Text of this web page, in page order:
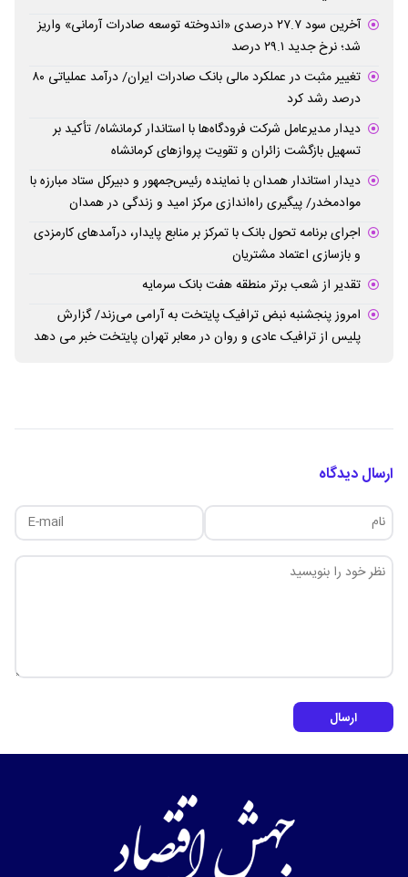
آخرین سود ۲۷.۷ درصدی «اندوخته توسعه صادرات آرمانی» واریز
شد؛ نرخ جدید ۲۹.۱ درصد
تغییر مثبت در عملکرد مالی بانک صادرات ایران/ درآمد عملیاتی ۸۰
درصد رشد کرد
دیدار مدیرعامل شرکت فرودگاه‌ها با استاندار کرمانشاه/ تأکید بر
تسهیل بازگشت زائران و تقویت پروازهای کرمانشاه
دیدار استاندار همدان با نماینده رئیس‌جمهور و دبیرکل ستاد مبارزه با
موادمخدر/ پیگیری راه‌اندازی مرکز امید و زندگی در همدان
اجرای برنامه تحول بانک با تمرکز بر منابع پایدار، درآمدهای کارمزدی
و بازسازی اعتماد مشتریان
تقدیر از شعب برتر منطقه هفت بانک سرمایه
امروز پنجشنبه نبض ترافیک پایتخت به آرامی می‌زند/ گزارش
پلیس از ترافیک عادی و روان در معابر تهران پایتخت خبر می دهد
ارسال دیدگاه
ارسال